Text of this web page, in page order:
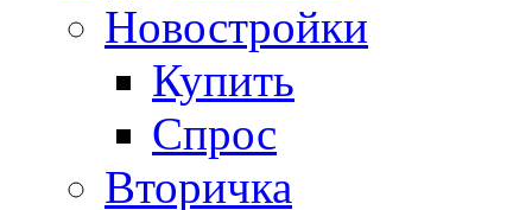
Новостройки
Купить
Спрос
Вторичка